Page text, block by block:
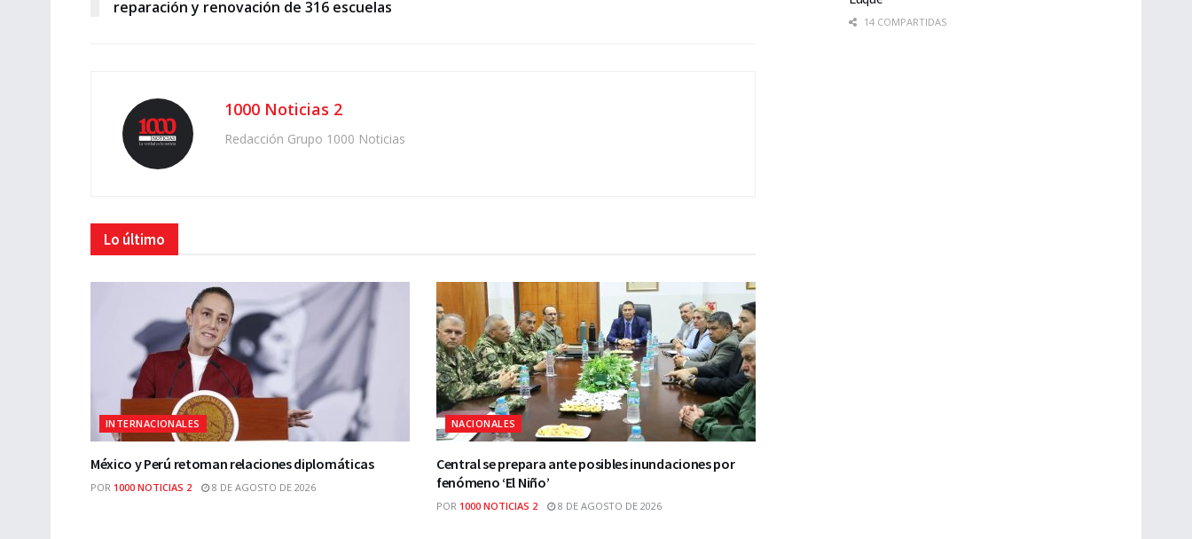
reparación y renovación de 316 escuelas
1000 Noticias 2
Redacción Grupo 1000 Noticias
Lo último
INTERNACIONALES
México y Perú retoman relaciones diplomáticas
POR 1000 NOTICIAS 2 8 DE AGOSTO DE 2026
NACIONALES
Central se prepara ante posibles inundaciones por
fenómeno ‘El Niño’
POR 1000 NOTICIAS 2 8 DE AGOSTO DE 2026
14 COMPARTIDAS